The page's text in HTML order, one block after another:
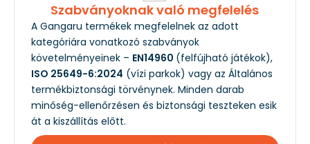
Szabványoknak való megfelelés
A Gangaru termékek megfelelnek az adott
kategóriára vonatkozó szabványok
követelményeinek – EN14960 (felfújható játékok),
ISO 25649-6:2024 (vízi parkok) vagy az Általános
termékbiztonsági törvénynek. Minden darab
minőség-ellenőrzésen és biztonsági teszteken esik
át a kiszállítás előtt.